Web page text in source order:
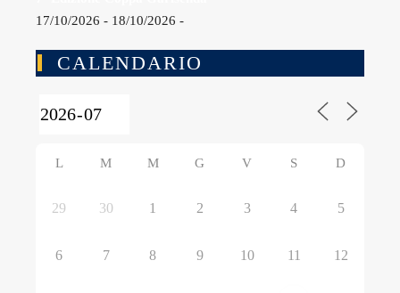
17/10/2026 - 18/10/2026 -
CALENDARIO
L M M G V S D
29 30 1 2 3 4 5
6 7 8 9 10 11 12